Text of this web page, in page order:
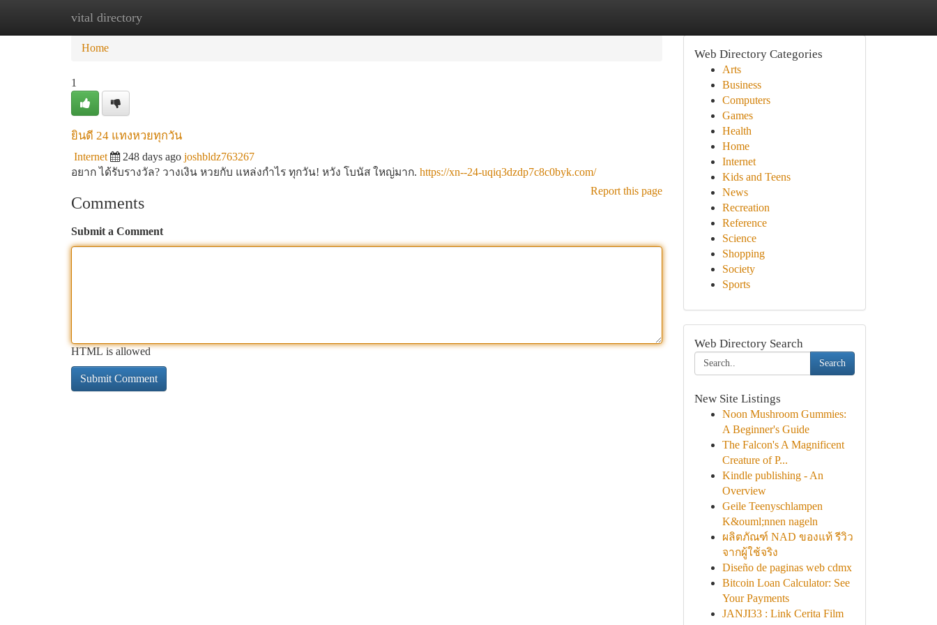
vital directory
Home New Site Listings
Home
1
ยินดี 24 แทงหวยทุกวัน
Internet 248 days ago joshbldz763267
อยาก ได้รับรางวัล? วางเงิน หวยกับ แหล่งกำไร ทุกวัน! หวัง โบนัส ใหญ่มาก. https://xn--24-uqiq3dzdp7c8c0byk.com/
Report this page
Comments
Submit a Comment
HTML is allowed
Web Directory Categories
Arts
Business
Computers
Games
Health
Home
Internet
Kids and Teens
News
Recreation
Reference
Science
Shopping
Society
Sports
Web Directory Search
Search
New Site Listings
Noon Mushroom Gummies:
A Beginner's Guide
The Falcon's A Magnificent
Creature of P...
Kindle publishing - An
Overview
Geile Teenyschlampen
K&ouml;nnen nageln
ผลิตภัณฑ์ NAD ของแท้ รีวิว
จากผู้ใช้จริง
Diseño de paginas web cdmx
Bitcoin Loan Calculator: See
Your Payments
JANJI33 : Link Cerita Film